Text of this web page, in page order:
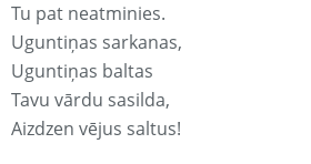
Tu pat neatminies.
Uguntiņas sarkanas,
Uguntiņas baltas
Tavu vārdu sasilda,
Aizdzen vējus saltus!